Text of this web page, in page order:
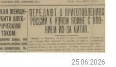
25.06.2026